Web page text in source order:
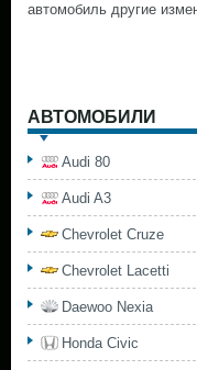
автомобиль другие
АВТОМОБИЛИ
Audi 80
Audi A3
Chevrolet Cruze
Chevrolet Lacetti
Daewoo Nexia
Honda Civic